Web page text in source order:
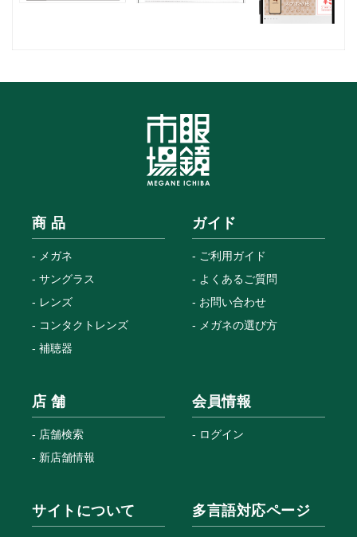
商 品
メガネ
サングラス
レンズ
コンタクトレンズ
補聴器
ガイド
ご利用ガイド
よくあるご質問
お問い合わせ
メガネの選び方
店 舗
店舗検索
新店舗情報
会員情報
ログイン
サイトについて 多言語対応ページ